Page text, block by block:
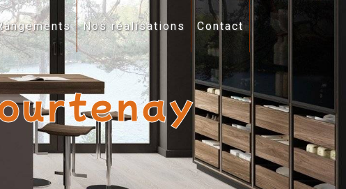
Nos réalisations Contact